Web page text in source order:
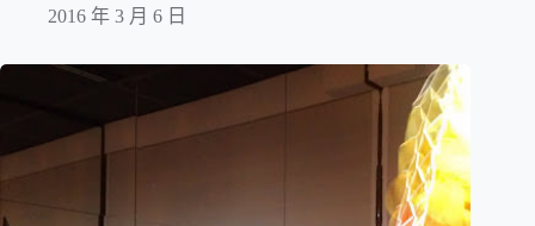
2016 年 3 月 6 日